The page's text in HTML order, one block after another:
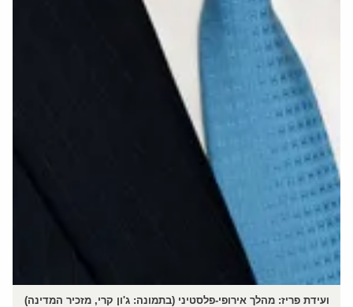
ועידת פריז: מהלך אירופי-פלסטיני (בתמונה: ג'ון קרי, מזכיר המדינה)